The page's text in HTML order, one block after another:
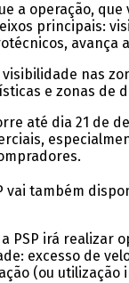
a operação,
principais:
avança
nas
e zonas de
até dia 21 de
vai também
PSP irá realizar
excesso de
(ou